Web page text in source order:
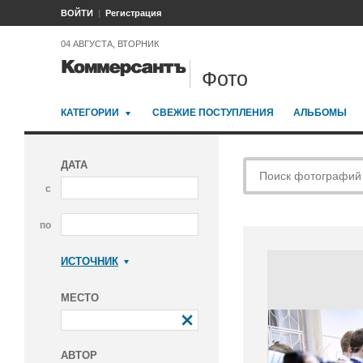
ВОЙТИ Регистрация
04 АВГУСТА, ВТОРНИК
Фото
КАТЕГОРИИ СВЕЖИЕ ПОСТУПЛЕНИЯ АЛЬБОМЫ
ДАТА
с
по
ИСТОЧНИК
МЕСТО
АВТОР